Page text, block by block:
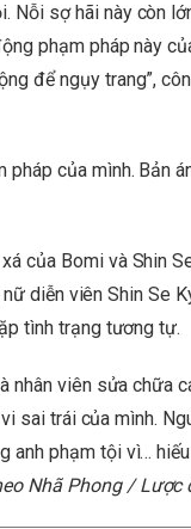
Nỗi sợ hãi này còn
phạm pháp này
để ngụy trang”,
của mình. Bản
của Bomi và Shin
diễn viên Shin Se
tình trạng tương tự.
nhân viên sửa chữa
sai trái của mình.
anh phạm tội vì…
Nhã Phong /